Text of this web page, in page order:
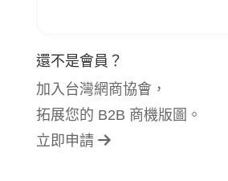
還不是會員？
加入台灣網商協會，
拓展您的 B2B 商機版圖。
立即申請